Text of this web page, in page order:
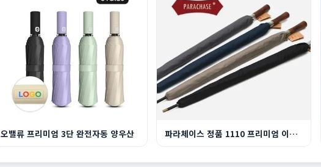
오밸류 프리미엄 3단 완전자동 양우산 파라체이스 정품 1110 프리미엄 이중캐노피 자동장...